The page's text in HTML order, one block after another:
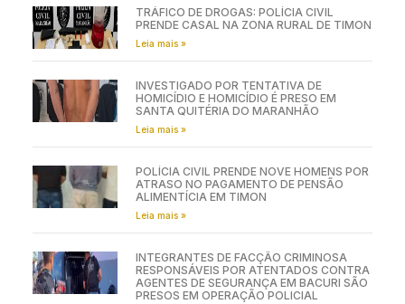
TRÁFICO DE DROGAS: POLÍCIA CIVIL
PRENDE CASAL NA ZONA RURAL DE TIMON
Leia mais »
INVESTIGADO POR TENTATIVA DE
HOMICÍDIO E HOMICÍDIO É PRESO EM
SANTA QUITÉRIA DO MARANHÃO
Leia mais »
POLÍCIA CIVIL PRENDE NOVE HOMENS POR
ATRASO NO PAGAMENTO DE PENSÃO
ALIMENTÍCIA EM TIMON
Leia mais »
INTEGRANTES DE FACÇÃO CRIMINOSA
RESPONSÁVEIS POR ATENTADOS CONTRA
AGENTES DE SEGURANÇA EM BACURI SÃO
PRESOS EM OPERAÇÃO POLICIAL